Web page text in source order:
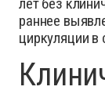
раннее
циркуляции в